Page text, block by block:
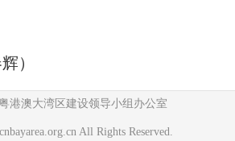
）
港澳大湾区建设领导小组办公室
All Rights Reserved.